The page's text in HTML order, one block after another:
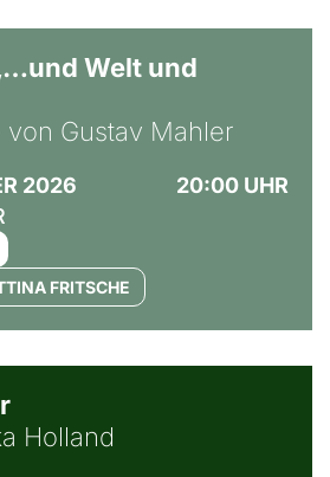
Welt und
von Gustav Mahler
2026
20:00 UHR
FRITSCHE
Holland